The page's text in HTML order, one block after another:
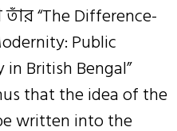
তাঁর “The Difference-
Public
British Bengal”
that the idea of the
written into the